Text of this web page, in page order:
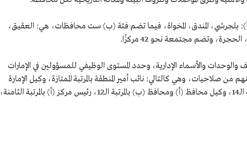
بلجرشي، المندق، المخواة، فيما تضم فئة (ب) ست محافظات، هي: العقيق،
وتضم مجتمعة نحو 42 مركزًا.
والوحدات والأسماء الإدارية، وحدد المستوى الوظيفي للمسؤولين في الإمارات
من صلاحيات، وهي كالتالي: نائب أمير المنطقة بالمرتبة الممتازة، وكيل الإمارة
بالمرتبة الـ14 أو أرفع، محافظ (أ) بالمرتبة الـ14، وكيل محافظ (أ) ومحافظ (ب) بالمرتبة الـ12، رئيس مركز (أ) بالمرتبة الثامنة،